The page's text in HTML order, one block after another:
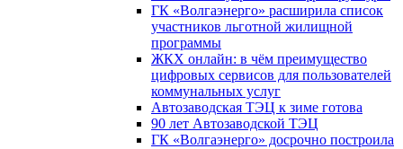
ГК «Волгаэнерго» расширила список
участников льготной жилищной
программы
ЖКХ онлайн: в чём преимущество
цифровых сервисов для пользователей
коммунальных услуг
Автозаводская ТЭЦ к зиме готова
90 лет Автозаводской ТЭЦ
ГК «Волгаэнерго» досрочно построила